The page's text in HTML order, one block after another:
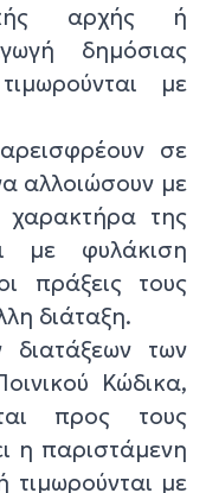
αρχής ή
δημόσιας
με
σε
αλλοιώσουν με
χαρακτήρα της
με φυλάκιση
πράξεις τους
διάταξη.
των
Κώδικα,
προς τους
η παριστάμενη
τιμωρούνται με